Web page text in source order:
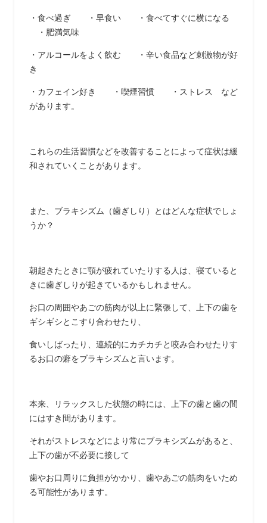
・食べ過ぎ ・早食い ・食べてすぐに横になる
・肥満気味
・アルコールをよく飲む ・辛い食品など刺激物が好
き
・カフェイン好き ・喫煙習慣 ・ストレス など
があります。
これらの生活習慣などを改善することによって症状は緩
和されていくことがあります。
また、ブラキシズム（歯ぎしり）とはどんな症状でしょ
うか？
朝起きたときに顎が疲れていたりする人は、寝ていると
きに歯ぎしりが起きているかもしれません。
お口の周囲やあごの筋肉が以上に緊張して、上下の歯を
ギシギシとこすり合わせたり、
食いしばったり、連続的にカチカチと咬み合わせたりす
るお口の癖をブラキシズムと言います。
本来、リラックスした状態の時には、上下の歯と歯の間
にはすき間があります。
それがストレスなどにより常にブラキシズムがあると、
上下の歯が不必要に接して
歯やお口周りに負担がかかり、歯やあごの筋肉をいため
る可能性があります。